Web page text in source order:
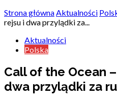
Strona głównaAktualności
rejsu i dwa przylądki za...
Aktualności
Polska
Call of the Ocean
dwa przylądki za